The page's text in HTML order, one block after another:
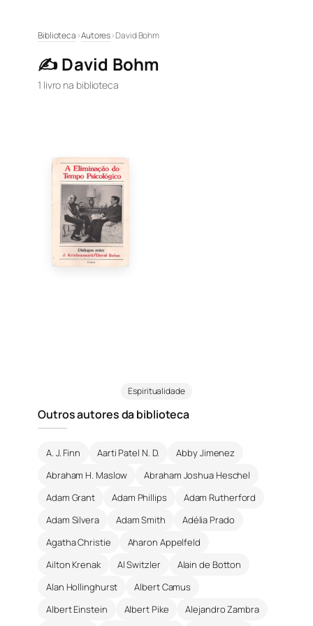
conteúdo
Biblioteca›Autores›David Bohm
✍️ David Bohm
1 livro na biblioteca
Espiritualidade
Outros autores da biblioteca
A. J. Finn Aarti Patel N. D.
Abby Jimenez
Abraham H. Maslow
Abraham Joshua Heschel
Adam Grant
Adam Phillips
Adam Rutherford
Adam Silvera
Adam Smith
Adélia Prado
Agatha Christie
Aharon Appelfeld
Ailton Krenak
Al Switzler
Alain de Botton
Alan Hollinghurst
Albert Camus
Albert Einstein
Albert Pike
Alejandro Zambra